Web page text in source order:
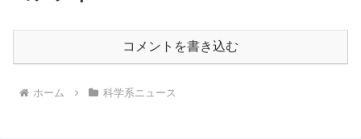
コメントを書き込む
ホーム 科学系ニュース